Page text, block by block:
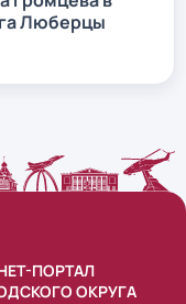
Люберцы
ПОРТАЛ
ОКРУГА